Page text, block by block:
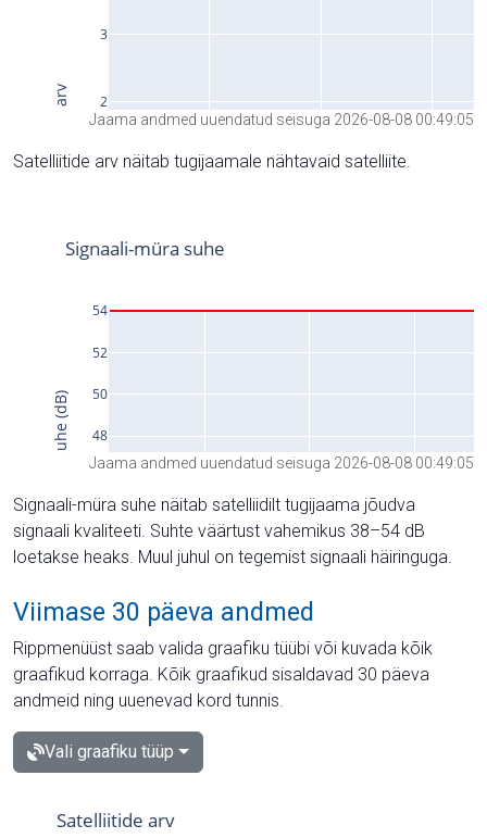
Jaama andmed uuendatud seisuga 2026-08-08 00:49:05
Satelliitide arv näitab tugijaamale nähtavaid satelliite.
Jaama andmed uuendatud seisuga 2026-08-08 00:49:05
Signaali-müra suhe näitab satelliidilt tugijaama jõudva
signaali kvaliteeti. Suhte väärtust vahemikus 38–54 dB
loetakse heaks. Muul juhul on tegemist signaali häiringuga.
Viimase 30 päeva andmed
Rippmenüüst saab valida graafiku tüübi või kuvada kõik
graafikud korraga. Kõik graafikud sisaldavad 30 päeva
andmeid ning uuenevad kord tunnis.
Vali graafiku tüüp
Satelliitide arv